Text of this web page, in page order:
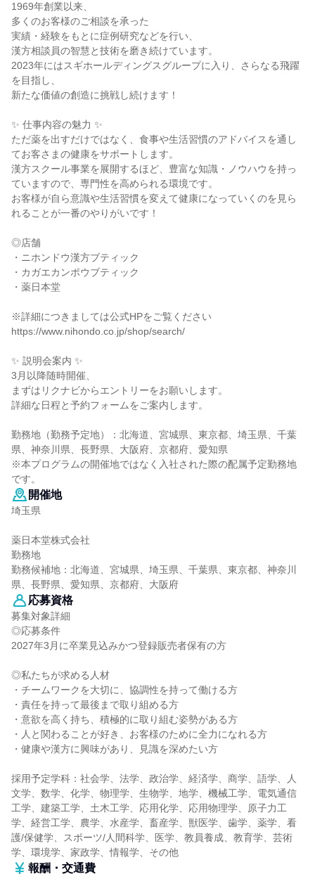
1969年創業以来、
多くのお客様のご相談を承った
実績・経験をもとに症例研究などを行い、
漢方相談員の智慧と技術を磨き続けています。
2023年にはスギホールディングスグループに入り、さらなる飛躍
を目指し、
新たな価値の創造に挑戦し続けます！
✨ 仕事内容の魅力 ✨
ただ薬を出すだけではなく、食事や生活習慣のアドバイスを通し
てお客さまの健康をサポートします。
漢方スクール事業を展開するほど、豊富な知識・ノウハウを持っ
ていますので、専門性を高められる環境です。
お客様が自ら意識や生活習慣を変えて健康になっていくのを見ら
れることが一番のやりがいです！
◎店舗
・ニホンドウ漢方ブティック
・カガエカンポウブティック
・薬日本堂
※詳細につきましては公式HPをご覧ください
https://www.nihondo.co.jp/shop/search/
✨ 説明会案内 ✨
3月以降随時開催、
まずはリクナビからエントリーをお願いします。
詳細な日程と予約フォームをご案内します。
勤務地（勤務予定地）：北海道、宮城県、東京都、埼玉県、千葉
県、神奈川県、長野県、大阪府、京都府、愛知県
※本プログラムの開催地ではなく入社された際の配属予定勤務地
です。
開催地
埼玉県
薬日本堂株式会社
勤務地
勤務候補地：北海道、宮城県、埼玉県、千葉県、東京都、神奈川
県、長野県、愛知県、京都府、大阪府
応募資格
募集対象詳細
◎応募条件
2027年3月に卒業見込みかつ登録販売者保有の方
◎私たちが求める人材
・チームワークを大切に、協調性を持って働ける方
・責任を持って最後まで取り組める方
・意欲を高く持ち、積極的に取り組む姿勢がある方
・人と関わることが好き、お客様のために全力になれる方
・健康や漢方に興味があり、見識を深めたい方
採用予定学科：社会学、法学、政治学、経済学、商学、語学、人
文学、数学、化学、物理学、生物学、地学、機械工学、電気通信
工学、建築工学、土木工学、応用化学、応用物理学、原子力工
学、経営工学、農学、水産学、畜産学、獣医学、歯学、薬学、看
護/保健学、スポーツ/人間科学、医学、教員養成、教育学、芸術
学、環境学、家政学、情報学、その他
報酬・交通費